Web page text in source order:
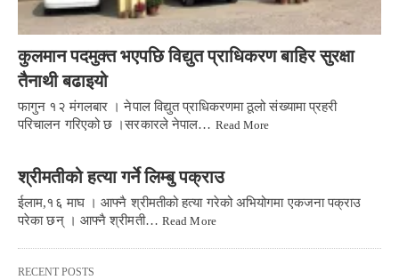
कुलमान पदमुक्त भएपछि विद्युत प्राधिकरण बाहिर सुरक्षा
तैनाथी बढाइयो
फागुन १२ मंगलबार । नेपाल विद्युत प्राधिकरणमा ठूलो संख्यामा प्रहरी
परिचालन गरिएको छ ।सरकारले नेपाल… Read More
श्रीमतीको हत्या गर्ने लिम्बु पक्राउ
ईलाम,१६ माघ । आफ्नै श्रीमतीको हत्या गरेको अभियोगमा एकजना पक्राउ
परेका छन् । आफ्नै श्रीमती… Read More
RECENT POSTS